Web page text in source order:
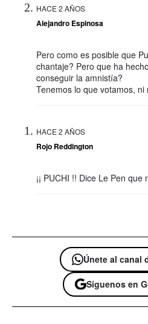
HACE 2 AÑOS
Alejandro Espinosa
Pero como es posible que
chantaje? Pero que ha
conseguir la amnistía?
Tenemos lo que votamos,
HACE 2 AÑOS
Rojo Reddington
¡¡ PUCHI !! Dice Le Pen
Únete al canal
Síguenos en